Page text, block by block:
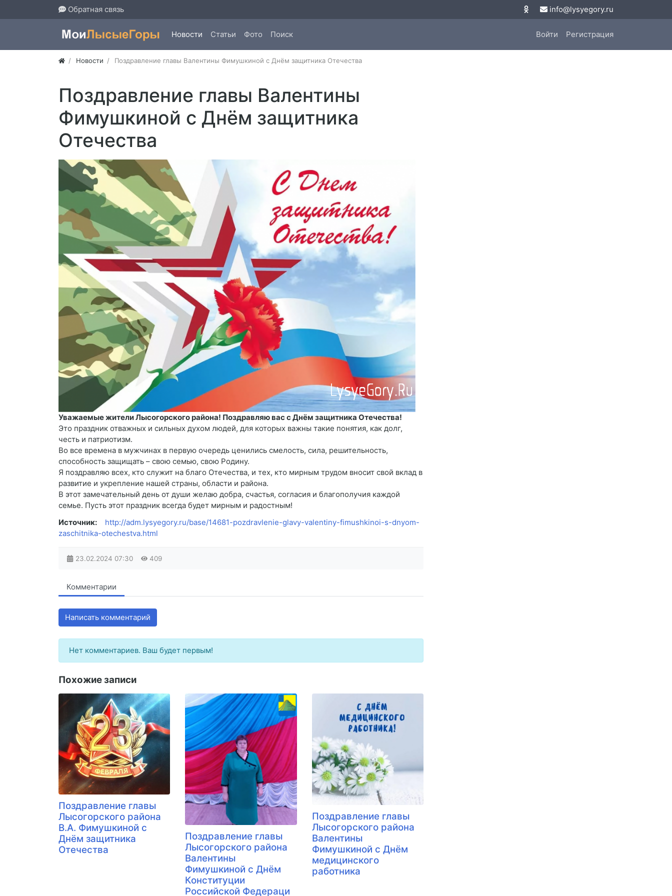
Обратная связь info@lysyegory.ru
Новости Статьи Фото Поиск Войти Регистрация
Новости Поздравление главы Валентины Фимушкиной с Днём защитника Отечества
Поздравление главы Валентины
Фимушкиной с Днём защитника
Отечества
Уважаемые жители Лысогорского района! Поздравляю вас с Днём защитника Отечества!
Это праздник отважных и сильных духом людей, для которых важны такие понятия, как долг,
честь и патриотизм.
Во все времена в мужчинах в первую очередь ценились смелость, сила, решительность,
способность защищать – свою семью, свою Родину.
Я поздравляю всех, кто служит на благо Отечества, и тех, кто мирным трудом вносит свой вклад в
развитие и укрепление нашей страны, области и района.
В этот замечательный день от души желаю добра, счастья, согласия и благополучия каждой
семье. Пусть этот праздник всегда будет мирным и радостным!
Источник:
http://adm.lysyegory.ru/base/14681-pozdravlenie-glavy-valentiny-fimushkinoi-s-dnyom-
zaschitnika-otechestva.html
23.02.2024 07:30 409
Комментарии
Написать комментарий
Нет комментариев. Ваш будет первым!
Похожие записи
Поздравление главы
Лысогорского района
В.А. Фимушкиной с
Днём защитника
Отечества
Поздравление главы
Лысогорского района
Валентины
Фимушкиной с Днём
Конституции
Российской Федераци
Поздравление главы
Лысогорского района
Валентины
Фимушкиной с Днём
медицинского
работника